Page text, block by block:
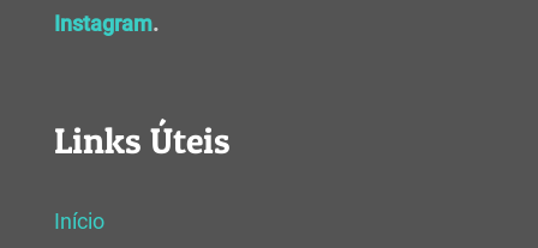
Instagram.
Links Úteis
Início